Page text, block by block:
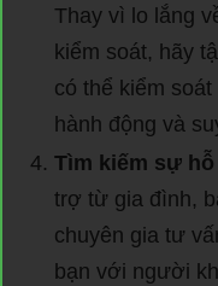
Thay vì lo lắng
kiểm soát, hãy
có thể kiểm
hành động và
Tìm kiếm sự
trợ từ gia đình,
chuyên gia tư
bạn với người